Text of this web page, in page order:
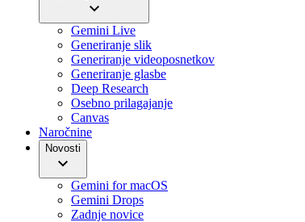
Gemini Live
Generiranje slik
Generiranje videoposnetkov
Generiranje glasbe
Deep Research
Osebno prilagajanje
Canvas
Naročnine
Novosti
Gemini for macOS
Gemini Drops
Zadnje novice